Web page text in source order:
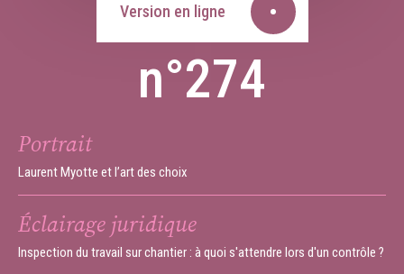
Version en ligne
n°274
Portrait
Laurent Myotte et l’art des choix
Éclairage juridique
Inspection du travail sur chantier : à quoi s'attendre lors d'un contrôle ?